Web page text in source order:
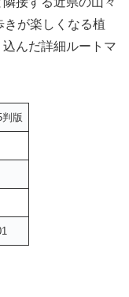
が楽しくなる植
んだ詳細ルートマ
版